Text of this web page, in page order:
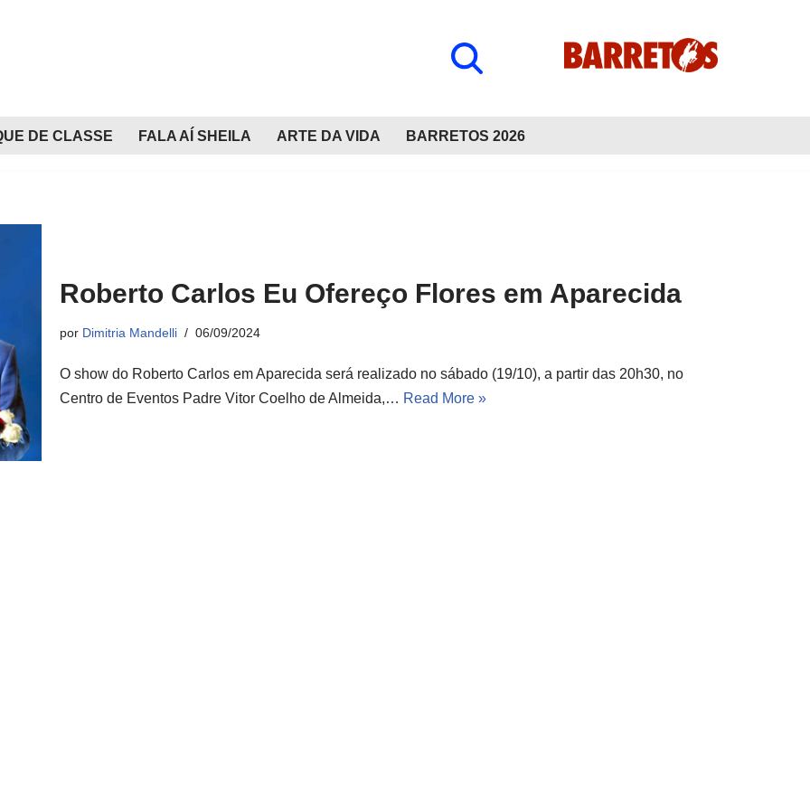
DE CLASSE FALA AÍ SHEILA ARTE DA VIDA BARRETOS 2026
Roberto Carlos Eu Ofereço Flores em Aparecida
por Dimitria Mandelli 06/09/2024
O show do Roberto Carlos em Aparecida será realizado no sábado (19/10), a partir das 20h30, no
Centro de Eventos Padre Vitor Coelho de Almeida,… Read More »